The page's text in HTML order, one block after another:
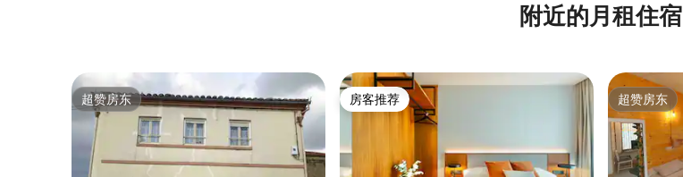
附近的月租住宿
超赞房东
超赞房东 房客推荐
房客推荐 超赞房东
超赞房东